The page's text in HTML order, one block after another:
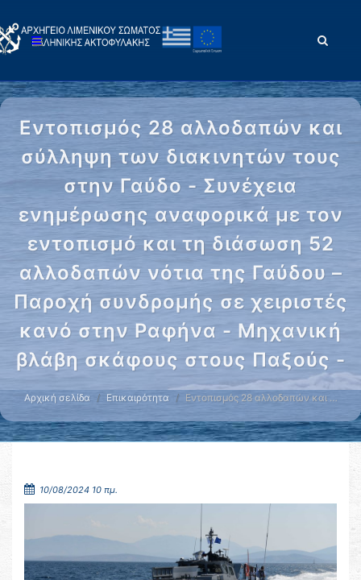
Εντοπισμός 28 αλλοδαπών και
σύλληψη των διακινητών τους
στην Γαύδο - Συνέχεια
ενημέρωσης αναφορικά με τον
εντοπισμό και τη διάσωση 52
αλλοδαπών νότια της Γαύδου –
Παροχή συνδρομής σε χειριστές
κανό στην Ραφήνα - Μηχανική
βλάβη σκάφους στους Παξούς -
Αρχική σελίδα Επικαιρότητα Εντοπισμός 28 αλλοδαπών και …
10/08/2024 10 πμ.